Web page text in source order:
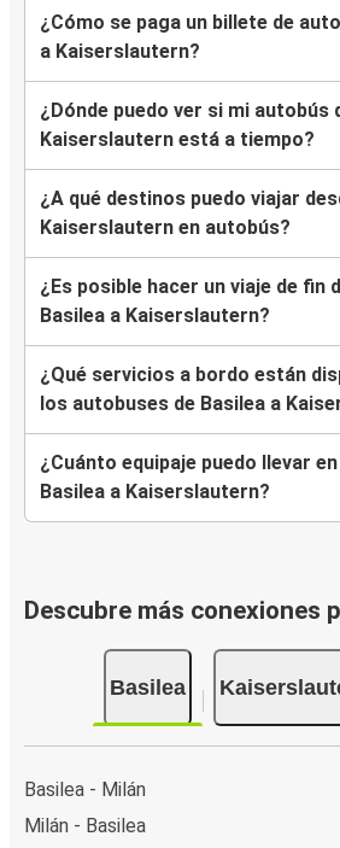
¿Cómo se paga un billete de
a Kaiserslautern?
¿Dónde puedo ver si mi autobús
Kaiserslautern está a tiempo?
¿A qué destinos puedo viajar
Kaiserslautern en autobús?
¿Es posible hacer un viaje de fin
Basilea a Kaiserslautern?
¿Qué servicios a bordo están
los autobuses de Basilea a
¿Cuánto equipaje puedo llevar
Basilea a Kaiserslautern?
Descubre más conexiones
Basilea
Basilea - Milán
Milán - Basilea